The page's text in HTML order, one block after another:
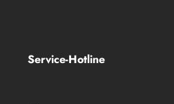
Service-Hotline